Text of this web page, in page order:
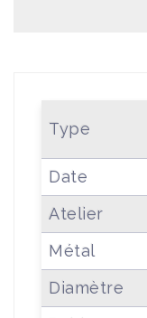
Type
Date
Atelier
Métal
Diamètre